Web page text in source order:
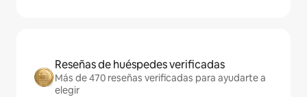
Reseñas de huéspedes verificadas
Más de 470 reseñas verificadas para ayudarte a
elegir